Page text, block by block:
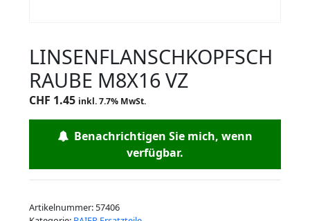
LINSENFLANSCHKOPFSCH
RAUBE M8X16 VZ
CHF 1.45 inkl. 7.7% MwSt.
Benachrichtigen Sie mich, wenn
verfügbar.
Artikelnummer: 57406